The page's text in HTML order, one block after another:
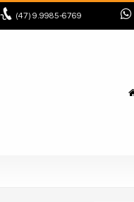
(47) 9.9985-6769